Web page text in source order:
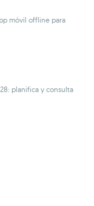
móvil offline para
planifica y consulta